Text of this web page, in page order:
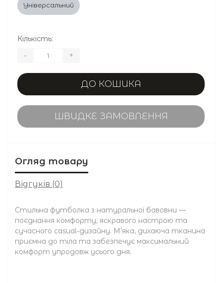
Універсальний
Кількість:
- +
ДО КОШИКА
ШВИДКЕ ЗАМОВЛЕННЯ
Огляд товару
Відгуків (0)
Стильна футболка з натуральної бавовни —
поєднання комфорту, яскравого настрою та
сучасного casual‑дизайну. М’яка, дихаюча тканина
приємна до тіла та забезпечує максимальний
комфорт упродовж усього дня.